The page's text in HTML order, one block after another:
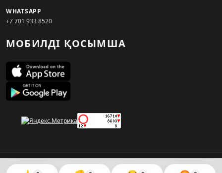
WHATSAPP
+7 701 933 8520
МОБИЛДІ ҚОСЫМША
© 2026. KZNEWS.KZ ақпарат агенттігі